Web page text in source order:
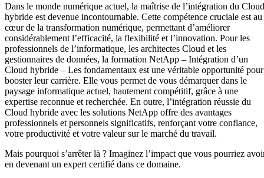
Dans le monde numérique actuel, la maîtrise de l’intégration du Cloud
hybride est devenue incontournable. Cette compétence cruciale est au
cœur de la transformation numérique, permettant d’améliorer
considérablement l’efficacité, la flexibilité et l’innovation. Pour les
professionnels de l’informatique, les architectes Cloud et les
gestionnaires de données, la formation NetApp – Intégration d’un
Cloud hybride – Les fondamentaux est une véritable opportunité pour
booster leur carrière. Elle vous permet de vous démarquer dans le
paysage informatique actuel, hautement compétitif, grâce à une
expertise reconnue et recherchée. En outre, l’intégration réussie du
Cloud hybride avec les solutions NetApp offre des avantages
professionnels et personnels significatifs, renforçant votre confiance,
votre productivité et votre valeur sur le marché du travail.
Mais pourquoi s’arrêter là ? Imaginez l’impact que vous pourriez
en devenant un expert certifié dans ce domaine.